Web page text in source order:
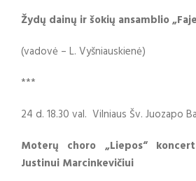
Žydų dainų ir šokių ansamblio
(vadovė – L. Vyšniauskienė)
***
24 d. 18.30 val. Vilniaus Šv. Juozapo
Moterų choro „Liepos“
Justinui Marcinkevičiui